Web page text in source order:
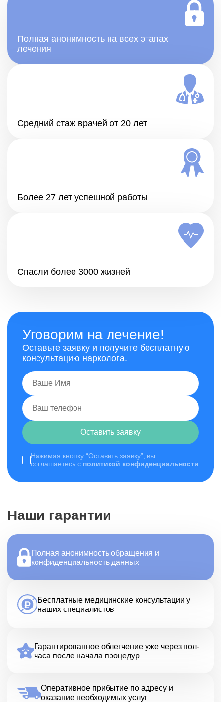
Полная анонимность на всех этапах
лечения
Средний стаж врачей от 20 лет
Более 27 лет успешной работы
Спасли более 3000 жизней
Уговорим на лечение!
Оставьте заявку и получите бесплатную
консультацию нарколога.
Нажимая кнопку “Оставить заявку”, вы
соглашаетесь с политикой конфиденциальности
Оставить заявку
Наши гарантии
Полная анонимность обращения и
конфиденциальность данных
Бесплатные медицинские консультации у
наших специалистов
Гарантированное облегчение уже через пол-
часа после начала процедур
Оперативное прибытие по адресу и
оказание необходимых услуг